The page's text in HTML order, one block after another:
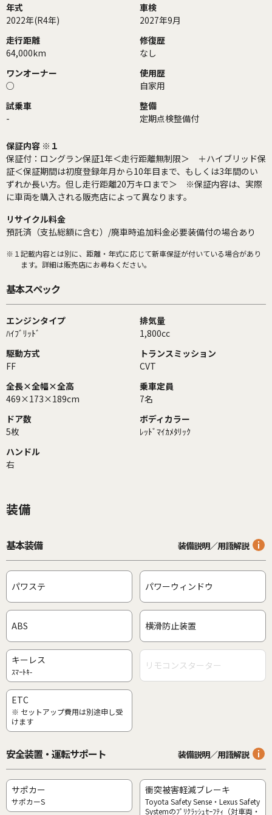
年式
2022年(R4年)
車検
2027年9月
走行距離
64,000km
修復歴
なし
ワンオーナー
○
使用歴
自家用
試乗車
-
整備
定期点検整備付
保証内容 ※１
保証付：ロングラン保証1年＜走行距離無制限＞ ＋ハイブリッド保
証＜保証期間は初度登録年月から10年目まで、もしくは3年間のい
ずれか長い方。但し走行距離20万キロまで＞ ※保証内容は、実際
に車両を購入される販売店によって異なります。
リサイクル料金
預託済（支払総額に含む）/廃車時追加料金必要装備付の場合あり
※１ 記載内容とは別に、距離・年式に応じて新車保証が付いている場合があり
ます。詳細は販売店にお尋ねください。
基本スペック
エンジンタイプ
ﾊｲﾌﾞﾘｯﾄﾞ
排気量
1,800cc
駆動方式
FF
トランスミッション
CVT
全長×全幅×全高
469×173×189cm
乗車定員
7名
ドア数
5枚
ボディカラー
ﾚｯﾄﾞﾏｲｶﾒﾀﾘｯｸ
ハンドル
右
装備
基本装備 装備説明／用語解説
パワステ パワーウィンドウ
ABS 横滑防止装置
キーレス
ｽﾏｰﾄｷ- リモコンスターター
ETC
※ セットアップ費用は別途申し受
けます
安全装置・運転サポート 装備説明／用語解説
サポカー
サポカーS
衝突被害軽減ブレーキ
Toyota Safety Sense・Lexus Safety
Systemのﾌﾟﾘｸﾗｯｼｭｾｰﾌﾃｨ（対車両・